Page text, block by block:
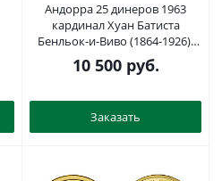
Андорра 25 динеров 1963
кардинал Хуан Батиста
Бенльок-и-Виво (1864-1926),
тираж 1350 экземпляров, с
обозначением монетного
Bruce 7 серебро PROOF 4044-
1134
10 500руб.
Заказать